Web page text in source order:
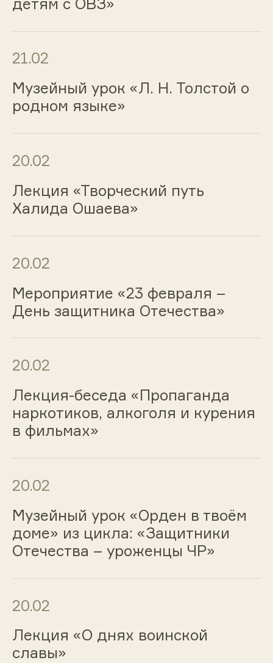
21.02
Музейный урок «Л. Н. Толстой о
родном языке»
20.02
Лекция «Творческий путь
Халида Ошаева»
20.02
Мероприятие «23 февраля –
День защитника Отечества»
20.02
Лекция-беседа «Пропаганда
наркотиков, алкоголя и курения
в фильмах»
20.02
Музейный урок «Орден в твоём
доме» из цикла: «Защитники
Отечества – уроженцы ЧР»
20.02
Лекция «О днях воинской
славы»